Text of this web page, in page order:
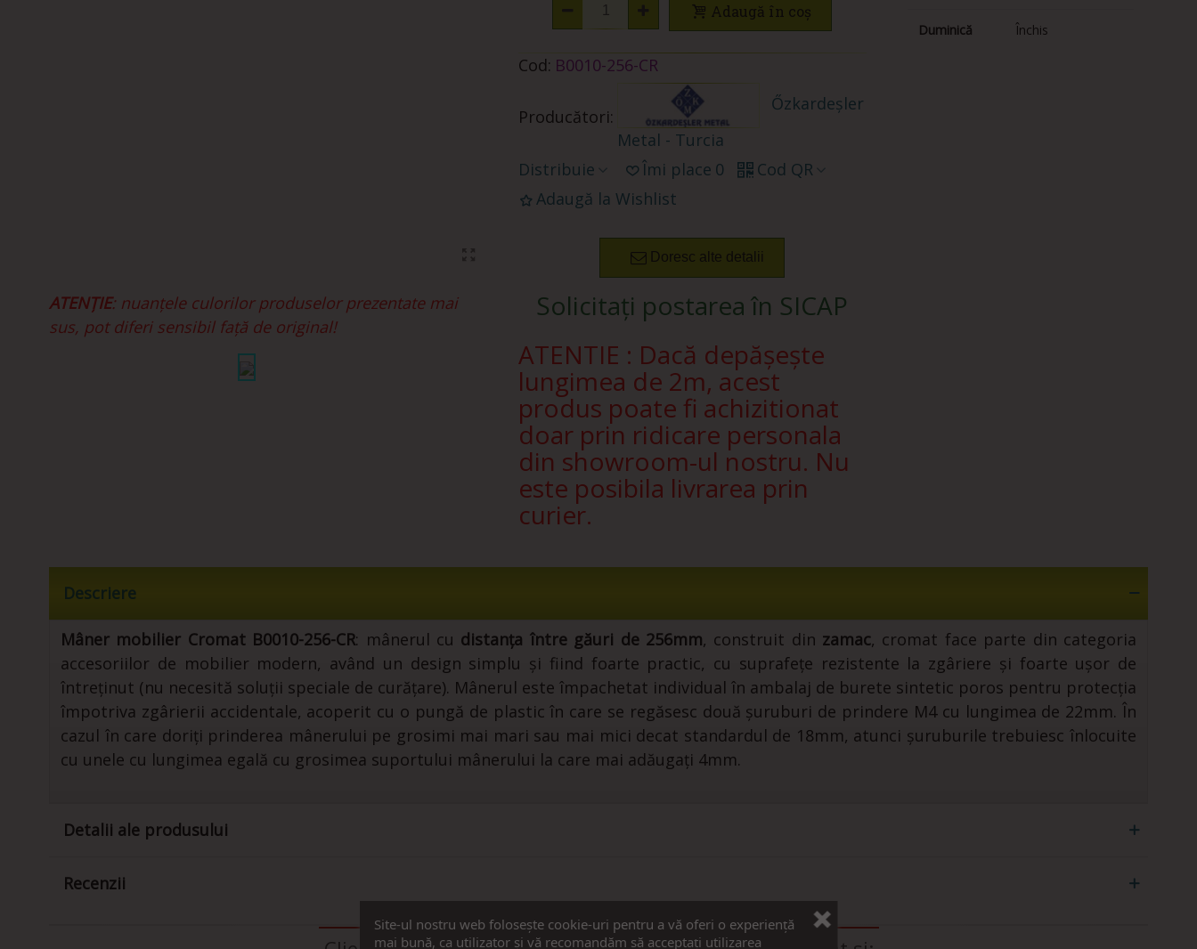
ATENȚIE: nuanțele culorilor produselor prezentate mai
sus, pot diferi sensibil față de original!
Adaugă în coș
Cod: B0010-256-CR
Producători:
Őzkardeșler
Metal - Turcia
Distribuie
Îmi place 0
Cod QR
Adaugă la Wishlist
Doresc alte detalii
Solicitați postarea în SICAP
ATENTIE : Dacă depășește
lungimea de 2m, acest
produs poate fi achizitionat
doar prin ridicare personala
din showroom-ul nostru. Nu
este posibila livrarea prin
curier.
Duminică Închis
Descriere
Mâner mobilier Cromat B0010-256-CR: mânerul cu distanța între găuri de 256mm, construit din zamac, cromat face parte din categoria
accesoriilor de mobilier modern, având un design simplu și fiind foarte practic, cu suprafețe rezistente la zgâriere și foarte ușor de
întreținut (nu necesită soluții speciale de curățare). Mânerul este împachetat individual în ambalaj de burete sintetic poros pentru protecția
împotriva zgârierii accidentale, acoperit cu o pungă de plastic în care se regăsesc două șuruburi de prindere M4 cu lungimea de 22mm. În
cazul în care doriți prinderea mânerului pe grosimi mai mari sau mai mici decat standardul de 18mm, atunci șuruburile trebuiesc înlocuite
cu unele cu lungimea egală cu grosimea suportului mânerului la care mai adăugați 4mm.
Detalii ale produsului
Recenzii
Site-ul nostru web folosește cookie-uri pentru a vă oferi o experiență
mai bună, ca utilizator și vă recomandăm să acceptați utilizarea